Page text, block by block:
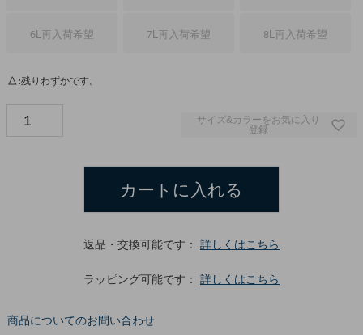
6L再入荷希望 7L再入荷希望 8L再入荷希望
△ 残りわずかです。
サイズ&カラーをお気に入り
登録
カートに入れる
返品・交換可能です： 詳しくはこちら
ラッピング可能です： 詳しくはこちら
商品についてのお問い合わせ